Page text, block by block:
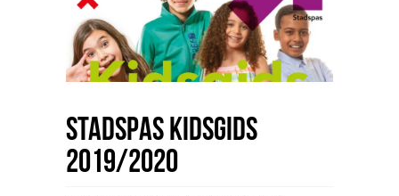
Stadspas Kidsgids
2019/2020